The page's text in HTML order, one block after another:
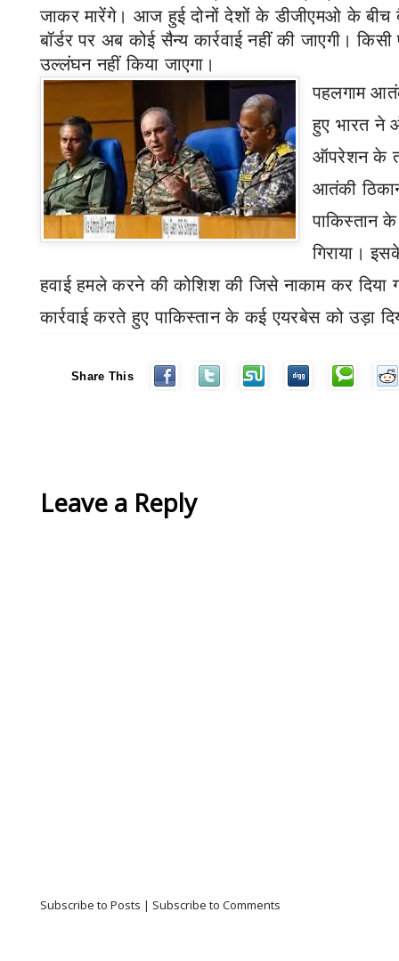
जाकर मारेंगे। आज हुई दोनों देशों के डीजीएमओ के बीच
बॉर्डर पर अब कोई सैन्य कार्रवाई नहीं की जाएगी।
उल्लंघन नहीं किया जाएगा।
पहलगाम
हुए भारत ने
ऑपरेशन के
आतंकी
पाकिस्तान
गिराया।
हवाई हमले करने की कोशिश की जिसे नाकाम कर दिया
कार्रवाई करते हुए पाकिस्तान के कई एयरबेस को उड़ा
Share This
Leave a Reply
Subscribe to Posts | Subscribe to Comments